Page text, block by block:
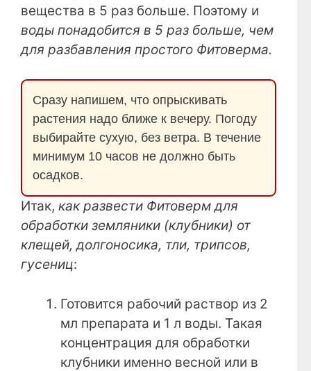
вещества в 5 раз больше. Поэтому и
воды понадобится в 5 раз больше, чем
для разбавления простого Фитоверма.
Сразу напишем, что опрыскивать
растения надо ближе к вечеру. Погоду
выбирайте сухую, без ветра. В течение
минимум 10 часов не должно быть
осадков.
Итак, как развести Фитоверм для
обработки земляники (клубники) от
клещей, долгоносика, тли, трипсов,
гусениц:
Готовится рабочий раствор из 2
мл препарата и 1 л воды. Такая
концентрация для обработки
клубники именно весной или в